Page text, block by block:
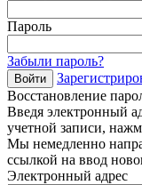
Пароль
Забыли пароль?
Войти
Восстановление
Введя электронный
учетной записи,
Мы немедленно
ссылкой на ввод
Электронный адрес